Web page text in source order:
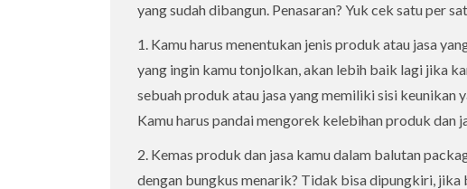
yang sudah dibangun. Penasaran? Yuk cek satu per
1. Kamu harus menentukan jenis produk atau jasa
yang ingin kamu tonjolkan, akan lebih baik lagi jika
sebuah produk atau jasa yang memiliki sisi keunikan
Kamu harus pandai mengorek kelebihan produk dan
2. Kemas produk dan jasa kamu dalam balutan
dengan bungkus menarik? Tidak bisa dipungkiri,